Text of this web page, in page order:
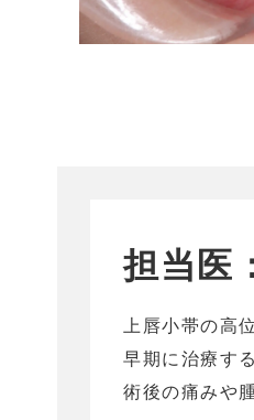
担当医
上唇小帯の高
早期に治療す
術後の痛みや